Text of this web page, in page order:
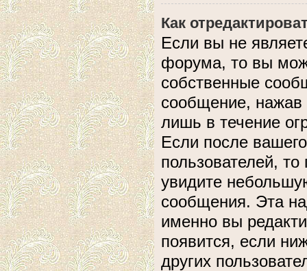
Как
Если вы не
форума, то вы
собственные
сообщение, нажав
лишь в течение
Если после
пользователей,
увидите
сообщения. Эта
именно вы
появится, если
других